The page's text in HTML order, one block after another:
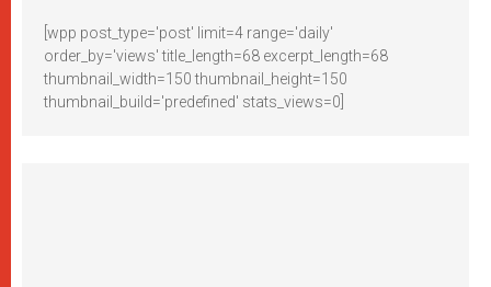
[wpp post_type='post' limit=4 range='daily'
order_by='views' title_length=68 excerpt_length=68
thumbnail_width=150 thumbnail_height=150
thumbnail_build='predefined' stats_views=0]